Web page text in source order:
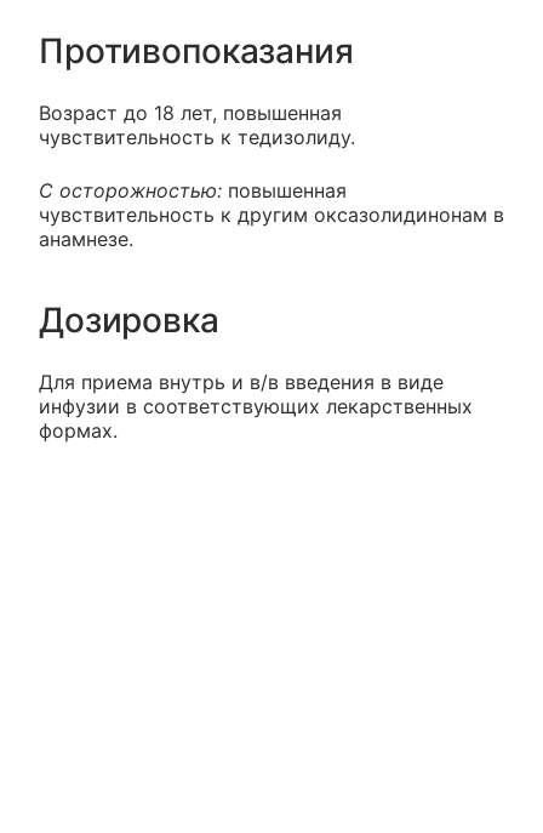
Противопоказания
Возраст до 18 лет, повышенная
чувствительность к тедизолиду.
С осторожностью: повышенная
чувствительность к другим оксазолидинонам в
анамнезе.
Дозировка
Для приема внутрь и в/в введения в виде
инфузии в соответствующих лекарственных
формах.